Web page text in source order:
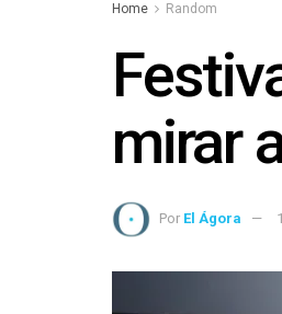
Home Random
mirar
Por El Ágora